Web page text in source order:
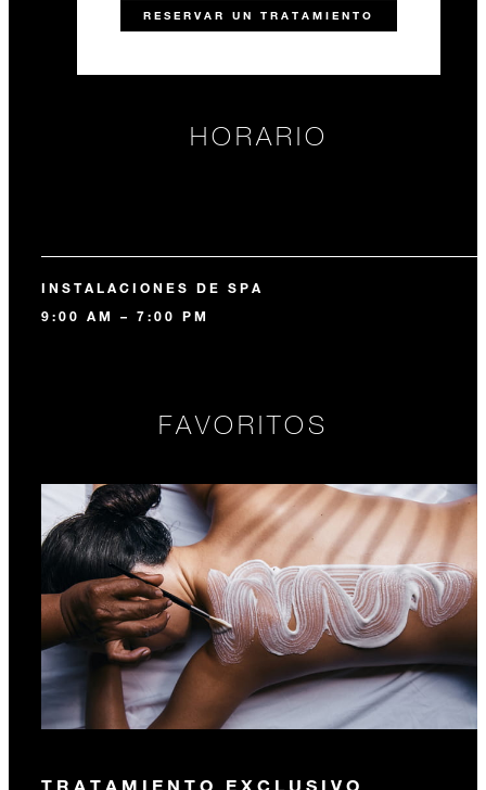
RESERVAR UN TRATAMIENTO
HORARIO
INSTALACIONES DE SPA
9:00 AM – 7:00 PM
FAVORITOS
TRATAMIENTO EXCLUSIVO